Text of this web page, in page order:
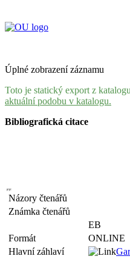
Úplné zobrazení záznamu
Toto je statický export z
aktuální podobu v katalogu.
Bibliografická citace
Názory čtenářů
Známka čtenářů
EB
Formát
ONLINE
Hlavní záhlaví